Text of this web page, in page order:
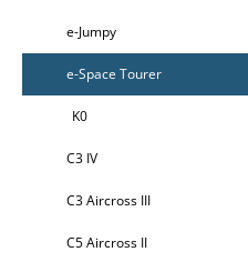
e-Jumpy
e-Space Tourer
K0
C3 IV
C3 Aircross III
C5 Aircross II